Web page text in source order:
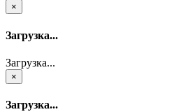
×
Загрузка...
Загрузка...
×
Загрузка...